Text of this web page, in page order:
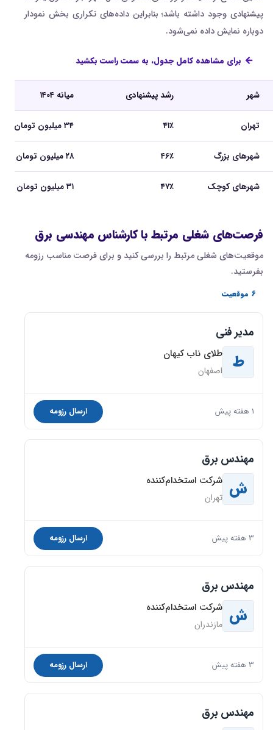
پیشنهادی وجود داشته باشد؛ بنابراین داده‌های تکراری بخش نمودار
دوباره نمایش داده نمی‌شود.
برای مشاهده کامل جدول، به سمت راست بکشید
شهر رشد پیشنهادی میانه ۱۴۰۴
تهران ۴۱٪ ۳۴ میلیون تومان
شهرهای بزرگ ۴۶٪ ۲۸ میلیون تومان
شهرهای کوچک ۴۷٪ ۳۱ میلیون تومان
فرصت‌های شغلی مرتبط با کارشناس مهندسی برق
موقعیت‌های شغلی مرتبط را بررسی کنید و برای فرصت مناسب رزومه
بفرستید.
6 موقعیت
مدیر فنی
ط طلای ناب کیهان
اصفهان
1 هفته پیش ارسال رزومه
مهندس برق
ش شرکت استخدام‌کننده
تهران
3 هفته پیش ارسال رزومه
مهندس برق
ش شرکت استخدام‌کننده
مازندران
3 هفته پیش ارسال رزومه
مهندس برق